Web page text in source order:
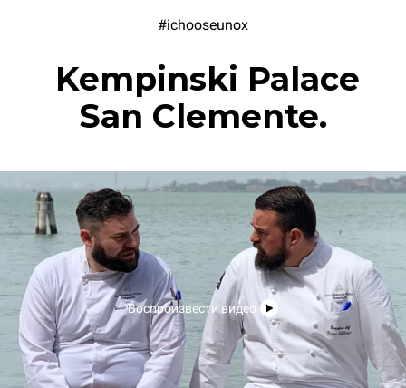
#ichooseunox
Kempinski Palace
San Clemente.
Воспроизвести видео